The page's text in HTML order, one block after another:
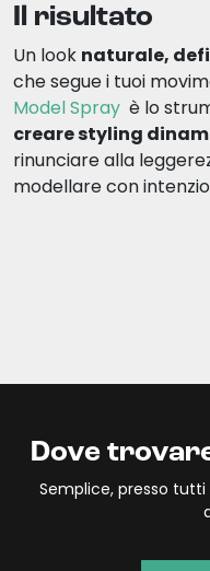
Il risultato
Un look naturale,
che segue i tuoi
Model Spray è lo
creare styling
rinunciare alla
modellare con
Dove
Semplice, presso